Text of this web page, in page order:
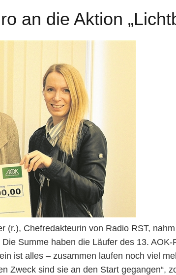
an die Aktion
(r.), Chefredakteurin von Radio RST,
Summe haben die Läufer des 13.
ist alles – zusammen laufen noch viel
Zweck sind sie an den Start gegangen“,